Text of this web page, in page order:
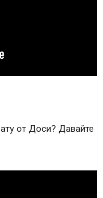
от Доси? Давайте